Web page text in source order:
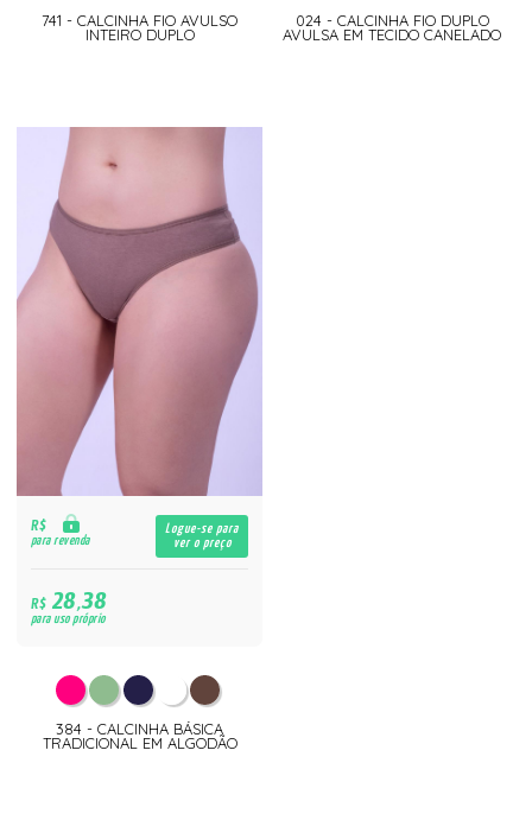
741 - CALCINHA FIO AVULSO
INTEIRO DUPLO
024 - CALCINHA FIO DUPLO
AVULSA EM TECIDO CANELADO
R$
para revenda
Logue-se para
ver o preço
R$28,38
para uso próprio
384 - CALCINHA BÁSICA
TRADICIONAL EM ALGODÃO